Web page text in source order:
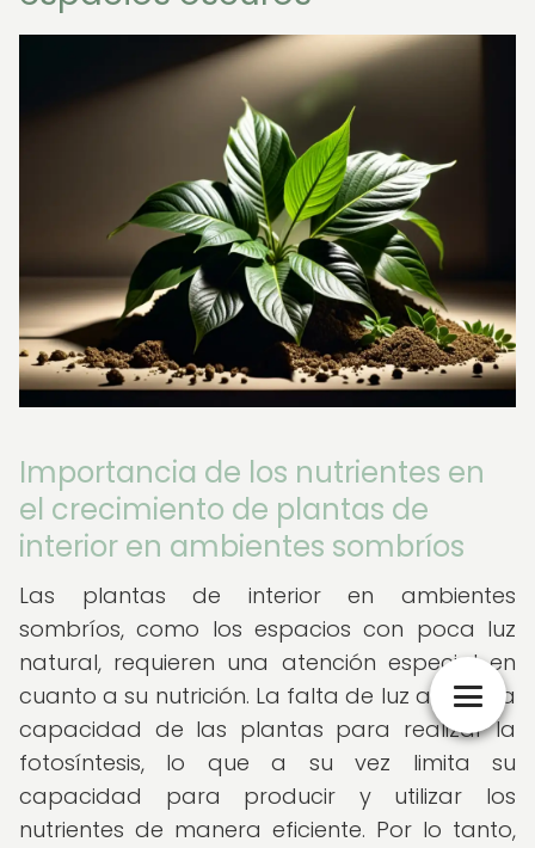
Importancia de los nutrientes en
el crecimiento de plantas de
interior en ambientes sombríos
Las plantas de interior en ambientes
sombríos, como los espacios con poca luz
natural, requieren una atención especial en
cuanto a su nutrición. La falta de luz afecta la
capacidad de las plantas para realizar la
fotosíntesis, lo que a su vez limita su
capacidad para producir y utilizar los
nutrientes de manera eficiente. Por lo tanto,